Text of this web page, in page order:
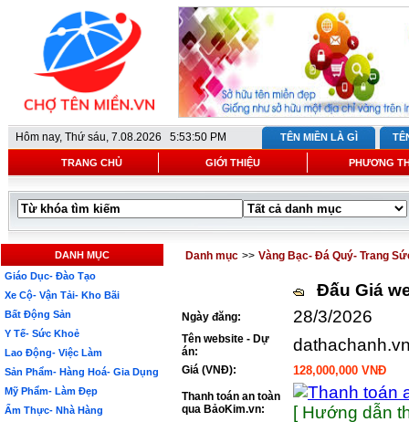
Hôm nay, Thứ sáu, 7.08.2026 5:53:50 PM TÊN MIỀN LÀ GÌ
TRANG CHỦ GIỚI THIỆU PHƯƠNG
DANH MỤC
Giáo Dục- Đào Tạo
Xe Cộ- Vận Tải- Kho Bãi
Bất Động Sản
Y Tế- Sức Khoẻ
Lao Động- Việc Làm
Sản Phẩm- Hàng Hoá- Gia Dụng
Mỹ Phẩm- Làm Đẹp
Ẩm Thực- Nhà Hàng
Danh mục >> Vàng Bạc- Đá Quý- Trang
Đấu Giá
Ngày đăng: 28/3/2026
Tên website - Dự
án:
Giá (VNĐ): 128,000,000 VNĐ
Thanh toán an toàn
qua BảoKim.vn:
[ Hướng dẫn